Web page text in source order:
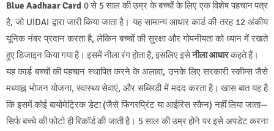
Blue Aadhaar Card 0 से 5 साल की उम्र के बच्चों के लिए एक विशेष पहचान पत्र
है, जो UIDAI द्वारा जारी किया जाता है। यह सामान्य आधार कार्ड की तरह 12 अंकीय
यूनिक नंबर प्रदान करता है, लेकिन बच्चों की सुरक्षा और गोपनीयता को ध्यान में रखते
हुए डिजाइन किया गया है। इसमें नीला रंग होता है, इसलिए इसेनीला आधारकहते हैं।
यह कार्ड बच्चों की पहचान स्थापित करने के अलावा, उनके लिए सरकारी स्कीम्स जैसे
मध्याह्न भोजन योजना, स्वास्थ्य सेवाएं, और सब्सिडी में मदद करता है। खास बात यह है
कि इसमें कोई बायोमेट्रिक डेटा (जैसे फिंगरप्रिंट या आईरिस स्कैन) नहीं लिया जाता—
सिर्फ बच्चे की फोटो ही रिकॉर्ड की जाती है। 5 साल की उम्र होने पर इसे अपडेट करना